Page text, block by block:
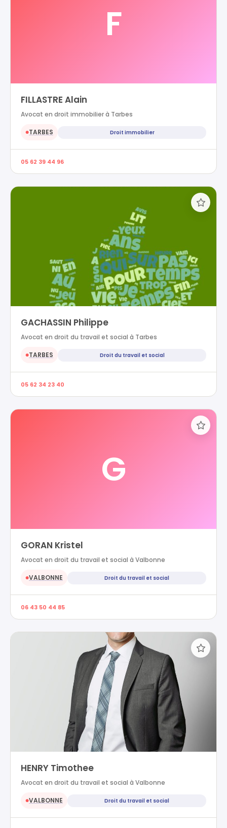
F
FILLASTRE Alain
Avocat en droit immobilier à Tarbes
●TARBES Droit immobilier
05 62 39 44 96
GACHASSIN Philippe
Avocat en droit du travail et social à Tarbes
●TARBES Droit du travail et social
05 62 34 23 40
G
GORAN Kristel
Avocat en droit du travail et social à Valbonne
●VALBONNE Droit du travail et social
06 43 50 44 85
HENRY Timothee
Avocat en droit du travail et social à Valbonne
●VALBONNE Droit du travail et social